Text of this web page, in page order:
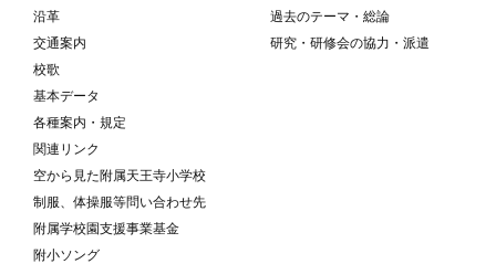
沿革
交通案内
校歌
基本データ
各種案内・規定
関連リンク
空から見た附属天王寺小学校
制服、体操服等問い合わせ先
附属学校園支援事業基金
附小ソング
過去のテーマ・総論
研究・研修会の協力・派遣